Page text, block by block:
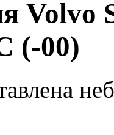
Volvo
(-00)